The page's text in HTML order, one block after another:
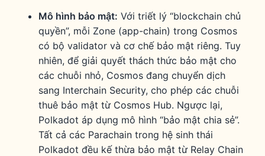
Mô hình bảo mật: Với triết lý “blockchain chủ
quyền”, mỗi Zone (app-chain) trong Cosmos
có bộ validator và cơ chế bảo mật riêng. Tuy
nhiên, để giải quyết thách thức bảo mật cho
các chuỗi nhỏ, Cosmos đang chuyển dịch
sang Interchain Security, cho phép các chuỗi
thuê bảo mật từ Cosmos Hub. Ngược lại,
Polkadot áp dụng mô hình “bảo mật chia sẻ”.
Tất cả các Parachain trong hệ sinh thái
Polkadot đều kế thừa bảo mật từ Relay Chain